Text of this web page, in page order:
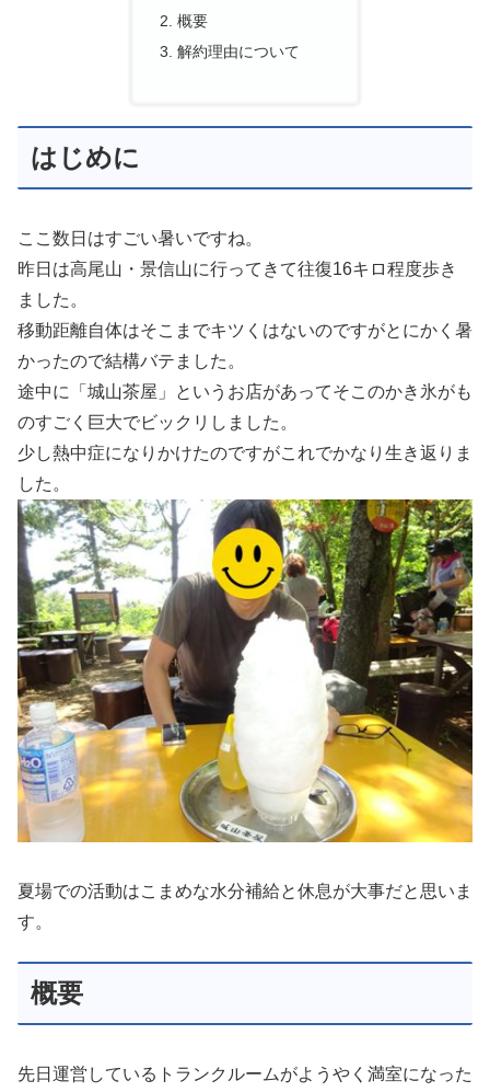
概要
解約理由について
はじめに
ここ数日はすごい暑いですね。
昨日は高尾山・景信山に行ってきて往復16キロ程度歩き
ました。
移動距離自体はそこまでキツくはないのですがとにかく暑
かったので結構バテました。
途中に「城山茶屋」というお店があってそこのかき氷がも
のすごく巨大でビックリしました。
少し熱中症になりかけたのですがこれでかなり生き返りま
した。
夏場での活動はこまめな水分補給と休息が大事だと思いま
す。
概要
先日運営しているトランクルームがようやく満室になった